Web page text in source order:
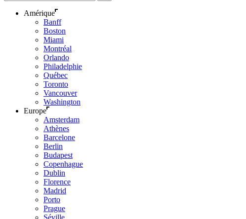
Amérique
Banff
Boston
Miami
Montréal
Orlando
Philadelphie
Québec
Toronto
Vancouver
Washington
Europe
Amsterdam
Athènes
Barcelone
Berlin
Budapest
Copenhague
Dublin
Florence
Madrid
Porto
Prague
Séville